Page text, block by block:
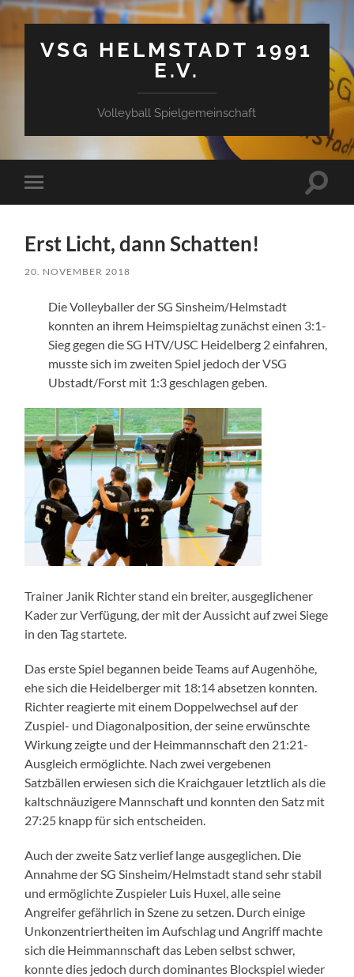
VSG HELMSTADT 1991
E.V.
Volleyball Spielgemeinschaft
Mobile-
Menü
Erst Licht, dann Schatten!
20. NOVEMBER 2018
Die Volleyballer der SG Sinsheim/Helmstadt
konnten an ihrem Heimspieltag zunächst einen 3:1-
Sieg gegen die SG HTV/USC Heidelberg 2 einfahren,
musste sich im zweiten Spiel jedoch der VSG
Ubstadt/Forst mit 1:3 geschlagen geben.
Trainer Janik Richter stand ein breiter, ausgeglichener
Kader zur Verfügung, der mit der Aussicht auf zwei Siege
in den Tag startete.
Das erste Spiel begannen beide Teams auf Augenhöhe,
ehe sich die Heidelberger mit 18:14 absetzen konnten.
Richter reagierte mit einem Doppelwechsel auf der
Zuspiel- und Diagonalposition, der seine erwünschte
Wirkung zeigte und der Heimmannschaft den 21:21-
Ausgleich ermöglichte. Nach zwei vergebenen
Satzbällen erwiesen sich die Kraichgauer letztlich als die
kaltschnäuzigere Mannschaft und konnten den Satz mit
27:25 knapp für sich entscheiden.
Auch der zweite Satz verlief lange ausgeglichen. Die
Annahme der SG Sinsheim/Helmstadt stand sehr stabil
und ermöglichte Zuspieler Luis Huxel, alle seine
Angreifer gefährlich in Szene zu setzen. Durch einige
Unkonzentriertheiten im Aufschlag und Angriff machte
sich die Heimmannschaft das Leben selbst schwer,
konnte dies jedoch durch dominantes Blockspiel wieder